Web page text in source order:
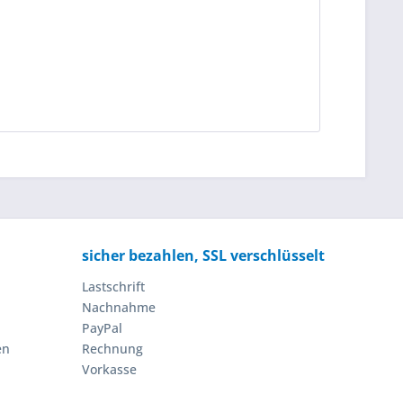
sicher bezahlen, SSL verschlüsselt
Lastschrift
Nachnahme
PayPal
Rechnung
Vorkasse